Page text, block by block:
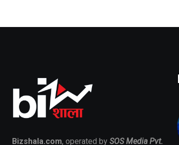
Bizshala.com, operated by SOS Media Pvt.